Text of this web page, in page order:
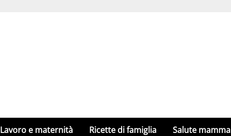
Lavoro e maternità Ricette di famiglia Salute mamma